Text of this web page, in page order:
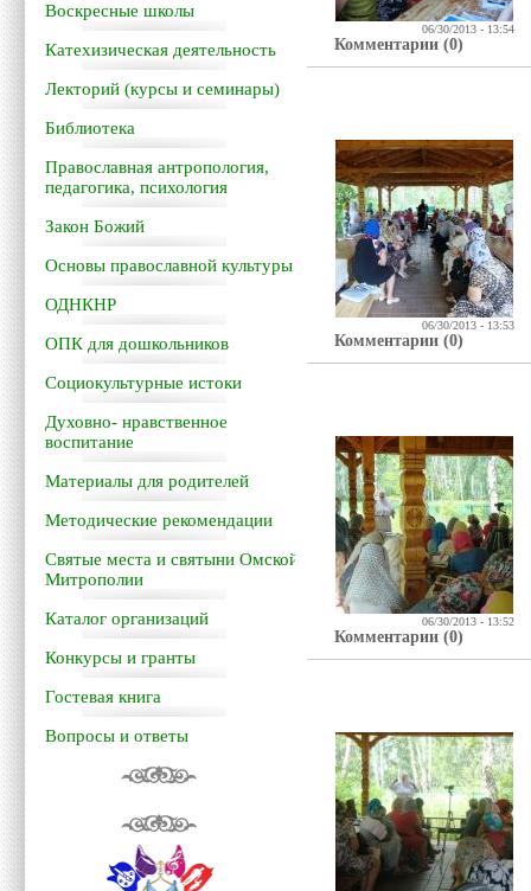
Воскресные школы
Катехизическая деятельность
Лекторий (курсы и семинары)
Библиотека
Православная антропология,
педагогика, психология
Закон Божий
Основы православной культуры
ОДНКНР
ОПК для дошкольников
Социокультурные истоки
Духовно- нравственное
воспитание
Материалы для родителей
Методические рекомендации
Святые места и святыни Омской
Митрополии
Каталог организаций
Конкурсы и гранты
Гостевая книга
Вопросы и ответы
06/30/2013 - 13:54
Комментарии (0)
06/30/2013 - 13:53
Комментарии (0)
06/30/2013 - 13:52
Комментарии (0)